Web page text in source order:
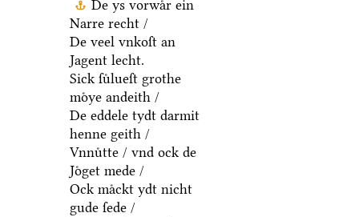
De ys vorwaͤr ein
Narre recht /
De veel vnkoſt an
Jagent lecht.
Sick ſuͤlueſt grothe
moͤye andeith /
De eddele tydt darmit
henne geith /
Vnnuͤtte / vnd ock de
Joͤget mede /
Ock maͤckt ydt nicht
gude ſede /